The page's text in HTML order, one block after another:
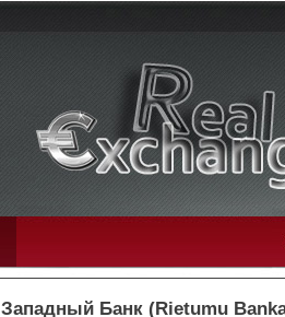
Западный Банк (Rietumu